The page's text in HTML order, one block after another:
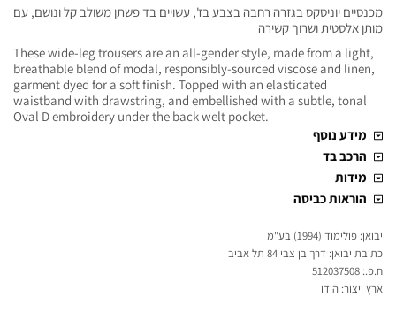
מכנסיים יוניסקס בגזרה רחבה בצבע בז', עשויים בד פשתן משולב קל ונושם, עם
מותן אלסטית ושרוך קשירה
These wide-leg trousers are an all-gender style, made from a light,
breathable blend of modal, responsibly-sourced viscose and linen,
garment dyed for a soft finish. Topped with an elasticated
waistband with drawstring, and embellished with a subtle, tonal
Oval D embroidery under the back welt pocket.
מידע נוסף
הרכב בד
מידות
הוראות כביסה
יבואן: פולימוד (1994) בע"מ
כתובת יבואן: דרך בן צבי 84 תל אביב
ח.פ.: 512037508
ארץ ייצור: הודו